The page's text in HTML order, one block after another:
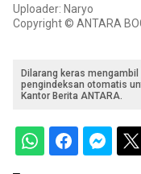
Uploader: Naryo
Copyright © ANTARA
Dilarang keras
pengindeksan otomatis
Kantor Berita ANTARA.